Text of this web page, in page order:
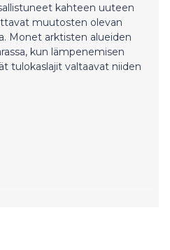
kahteen uuteen
muutosten olevan
Monet arktisten alueiden
kun lämpenemisen
tulokaslajit valtaavat niiden